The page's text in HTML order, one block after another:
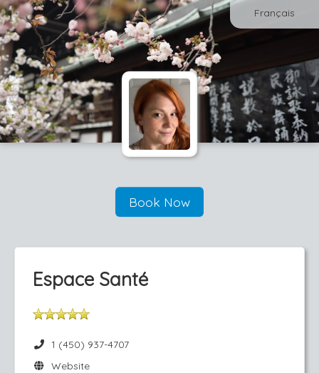
Français
Book Now
Espace Santé
1 (450) 937-4707
Website